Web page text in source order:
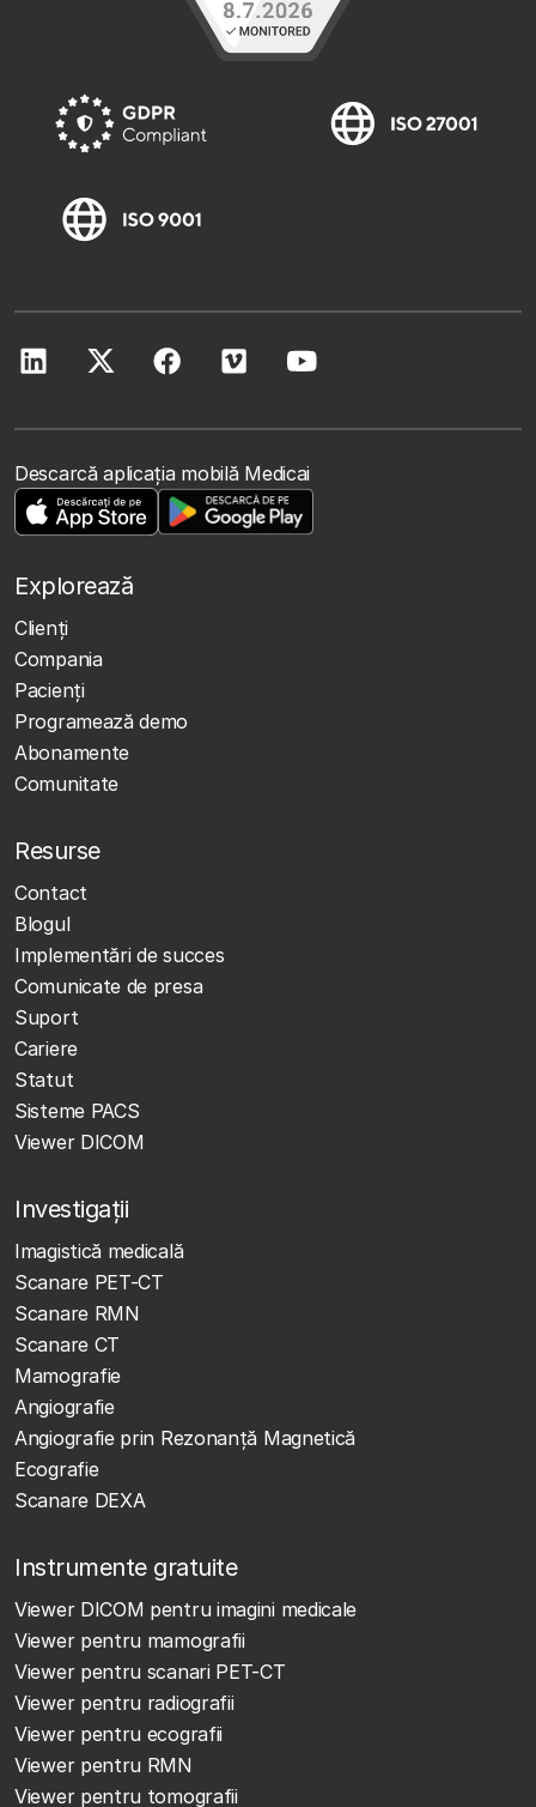
Descarcă aplicația mobilă Medicai
Explorează
Clienţi
Compania
Pacienți
Programează demo
Abonamente
Comunitate
Resurse
Contact
Blogul
Implementări de succes
Comunicate de presa
Suport
Cariere
Statut
Sisteme PACS
Viewer DICOM
Investigații
Imagistică medicală
Scanare PET-CT
Scanare RMN
Scanare CT
Mamografie
Angiografie
Angiografie prin Rezonanță Magnetică
Ecografie
Scanare DEXA
Instrumente gratuite
Viewer DICOM pentru imagini medicale
Viewer pentru mamografii
Viewer pentru scanari PET-CT
Viewer pentru radiografii
Viewer pentru ecografii
Viewer pentru RMN
Viewer pentru tomografii